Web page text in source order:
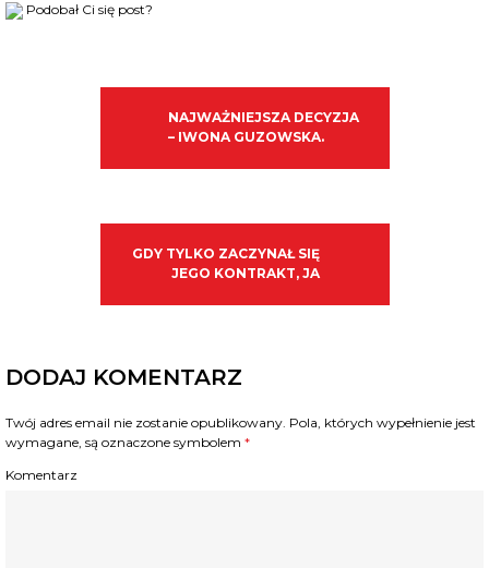
Podobał Ci się post?
NAJWAŻNIEJSZA DECYZJA
– IWONA GUZOWSKA.
GDY TYLKO ZACZYNAŁ SIĘ
JEGO KONTRAKT, JA
DODAJ KOMENTARZ
Twój adres email nie zostanie opublikowany. Pola, których wypełnienie jest
wymagane, są oznaczone symbolem *
Komentarz